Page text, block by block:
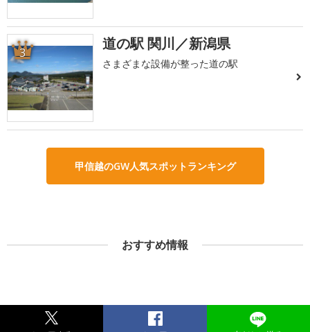
3 道の駅 関川／新潟県
さまざまな設備が整った道の駅
甲信越のGW人気スポットランキング
おすすめ情報